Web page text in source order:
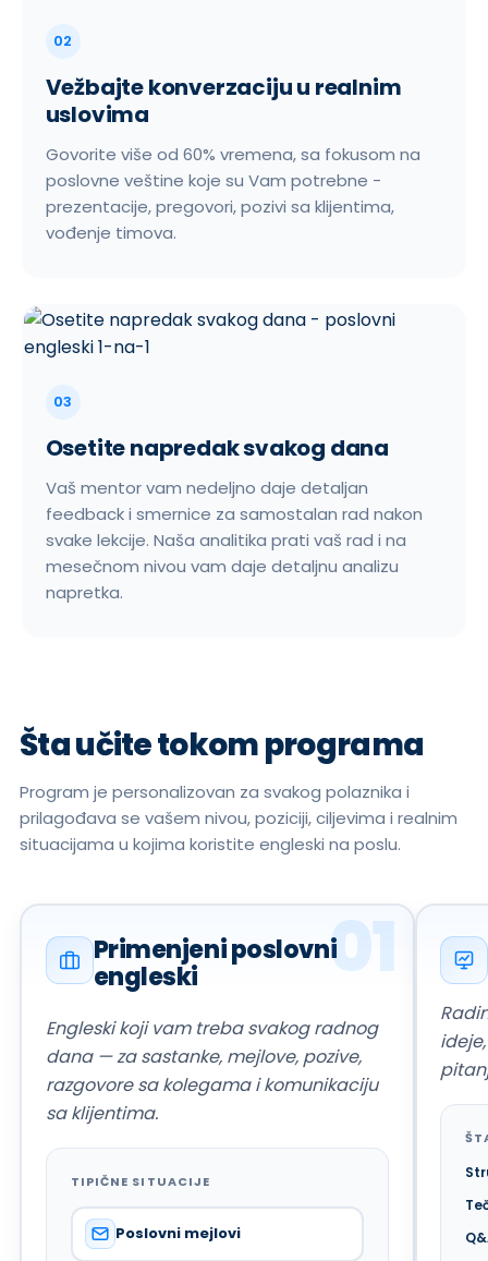
02
Vežbajte konverzaciju u realnim
uslovima
Govorite više od 60% vremena, sa fokusom na
poslovne veštine koje su Vam potrebne -
prezentacije, pregovori, pozivi sa klijentima,
vođenje timova.
03
Osetite napredak svakog dana
Vaš mentor vam nedeljno daje detaljan
feedback i smernice za samostalan rad nakon
svake lekcije. Naša analitika prati vaš rad i na
mesečnom nivou vam daje detaljnu analizu
napretka.
Šta učite tokom programa
Program je personalizovan za svakog polaznika i
prilagođava se vašem nivou, poziciji, ciljevima i realnim
situacijama u kojima koristite engleski na poslu.
01
Primenjeni poslovni
engleski
Engleski koji vam treba svakog radnog
dana — za sastanke, mejlove, pozive,
razgovore sa kolegama i komunikaciju
sa klijentima.
TIPIČNE SITUACIJE
Poslovni mejlovi